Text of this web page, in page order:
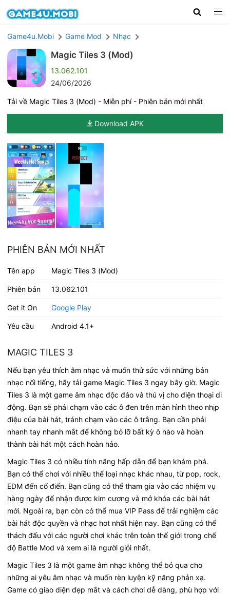
Game4u.Mobi Game Mod Nhạc
Magic Tiles 3 (Mod)
13.062.101
24/06/2026
Tải về Magic Tiles 3 (Mod) - Miễn phí - Phiên bản mới nhất
Download APK
PHIÊN BẢN MỚI NHẤT
Tên app Magic Tiles 3 (Mod)
Phiên bản 13.062.101
Get it On Google Play
Yêu cầu Android 4.1+
MAGIC TILES 3
Nếu bạn yêu thích âm nhạc và muốn thử sức với những bản
nhạc nổi tiếng, hãy tải game Magic Tiles 3 ngay bây giờ. Magic
Tiles 3 là một game âm nhạc độc đáo và thú vị cho điện thoại di
động. Bạn sẽ phải chạm vào các ô đen trên màn hình theo nhịp
điệu của bài hát, tránh chạm vào các ô trắng. Bạn cần phải
nhanh tay nhanh mắt để không bỏ lỡ bất kỳ ô nào và hoàn
thành bài hát một cách hoàn hảo.
Magic Tiles 3 có nhiều tính năng hấp dẫn để bạn khám phá.
Bạn có thể chơi với nhiều thể loại nhạc khác nhau, từ pop, rock,
EDM đến cổ điển. Bạn cũng có thể tham gia vào các nhiệm vụ
hàng ngày để nhận được kim cương và mở khóa các bài hát
mới. Ngoài ra, bạn còn có thể mua VIP Pass để trải nghiệm các
bài hát độc quyền và nhạc hot nhất hiện nay. Bạn cũng có thể
thách đấu với các người chơi khác trên toàn thế giới trong chế
độ Battle Mod và xem ai là người giỏi nhất.
Magic Tiles 3 là một game âm nhạc không thể bỏ qua cho
những ai yêu âm nhạc và muốn rèn luyện kỹ năng phản xạ.
Game có giao diện đẹp mắt và cách chơi dễ dàng, phù hợp với